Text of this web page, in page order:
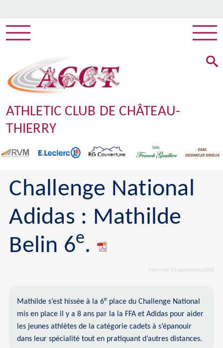
ATHLETIC CLUB DE CHÂTEAU-
THIERRY
Challenge National
Adidas : Mathilde
Belin 6e.
Mercredi 10 septembre 2008
Mathilde s’est hissée à la 6e place du Challenge National
mis en place il y a 8 ans par la la FFA et Adidas pour aider
les jeunes athlètes de la catégorie cadets à s’épanouir
dans leur spécialité tout en pratiquant d’autres distances.